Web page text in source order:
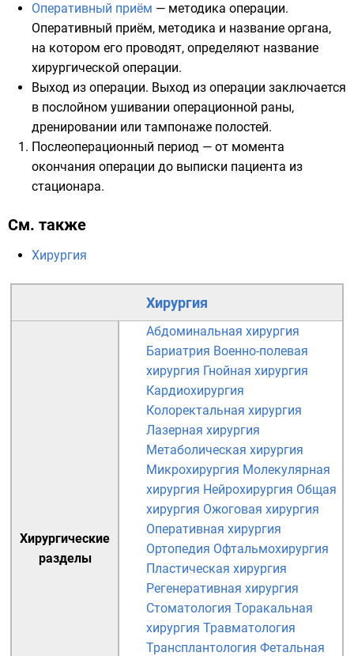
Оперативный приём — методика операции.
Оперативный приём, методика и название органа,
на котором его проводят, определяют название
хирургической операции.
Выход из операции. Выход из операции заключается
в послойном ушивании операционной раны,
дренировании или тампонаже полостей.
Послеоперационный период — от момента
окончания операции до выписки пациента из
стационара.
См. также
Хирургия
Хирургия
Хирургические
разделы
Абдоминальная хирургия
Бариатрия Военно-полевая
хирургия Гнойная хирургия
Кардиохирургия
Колоректальная хирургия
Лазерная хирургия
Метаболическая хирургия
Микрохирургия Молекулярная
хирургия Нейрохирургия Общая
хирургия Ожоговая хирургия
Оперативная хирургия
Ортопедия Офтальмохирургия
Пластическая хирургия
Регенеративная хирургия
Стоматология Торакальная
хирургия Травматология
Трансплантология Фетальная